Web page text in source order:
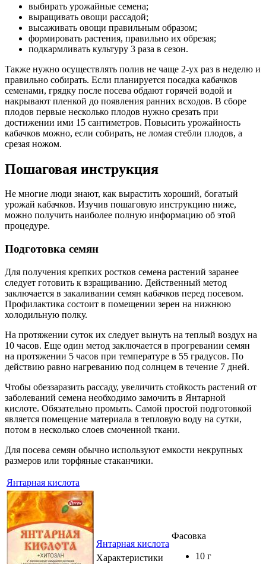
выбирать урожайные семена;
выращивать овощи рассадой;
высаживать овощи правильным образом;
формировать растения, правильно их обрезая;
подкармливать культуру 3 раза в сезон.
Также нужно осуществлять полив не чаще 2-ух раз в неделю и
правильно собирать. Если планируется посадка кабачков
семенами, грядку после посева обдают горячей водой и
накрывают пленкой до появления ранних всходов. В сборе
плодов первые несколько плодов нужно срезать при
достижении ими 15 сантиметров. Повысить урожайность
кабачков можно, если собирать, не ломая стебли плодов, а
срезая ножом.
Пошаговая инструкция
Не многие люди знают, как вырастить хороший, богатый
урожай кабачков. Изучив пошаговую инструкцию ниже,
можно получить наиболее полную информацию об этой
процедуре.
Подготовка семян
Для получения крепких ростков семена растений заранее
следует готовить к взращиванию. Действенный метод
заключается в закаливании семян кабачков перед посевом.
Профилактика состоит в помещении зерен на нижнюю
холодильную полку.
На протяжении суток их следует вынуть на теплый воздух на
10 часов. Еще один метод заключается в прогревании семян
на протяжении 5 часов при температуре в 55 градусов. По
действию равно нагреванию под солнцем в течение 7 дней.
Чтобы обеззаразить рассаду, увеличить стойкость растений от
заболеваний семена необходимо замочить в Янтарной
кислоте. Обязательно промыть. Самой простой подготовкой
является помещение материала в тепловую воду на сутки,
потом в несколько слоев смоченной ткани.
Для посева семян обычно используют емкости некрупных
размеров или торфяные стаканчики.
Янтарная кислота
Янтарная кислота
Характеристики
Фасовка
10 г